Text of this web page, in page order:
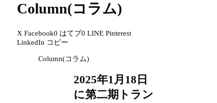
Column(コラム)
X Facebook0 はてブ0 LINE Pinterest
LinkedIn コピー
Column(コラム)
2025年1月18日
に第二期トラン